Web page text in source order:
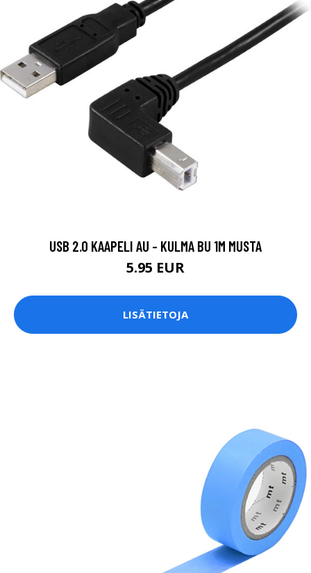
USB 2.0 KAAPELI AU - KULMA BU 1M MUSTA
5.95 EUR
LISÄTIETOJA